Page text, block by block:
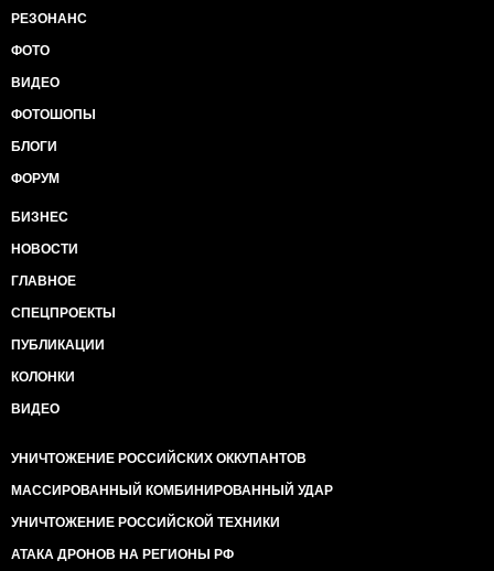
РЕЗОНАНС
ФОТО
ВИДЕО
ФОТОШОПЫ
БЛОГИ
ФОРУМ
БИЗНЕС
НОВОСТИ
ГЛАВНОЕ
СПЕЦПРОЕКТЫ
ПУБЛИКАЦИИ
КОЛОНКИ
ВИДЕО
УНИЧТОЖЕНИЕ РОССИЙСКИХ ОККУПАНТОВ
МАССИРОВАННЫЙ КОМБИНИРОВАННЫЙ УДАР
УНИЧТОЖЕНИЕ РОССИЙСКОЙ ТЕХНИКИ
АТАКА ДРОНОВ НА РЕГИОНЫ РФ